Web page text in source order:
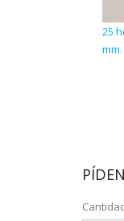
25